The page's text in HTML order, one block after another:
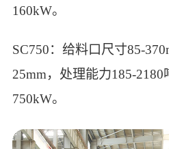
160kW。
SC750：给料口尺寸85-
25mm，处理能力185-
750kW。